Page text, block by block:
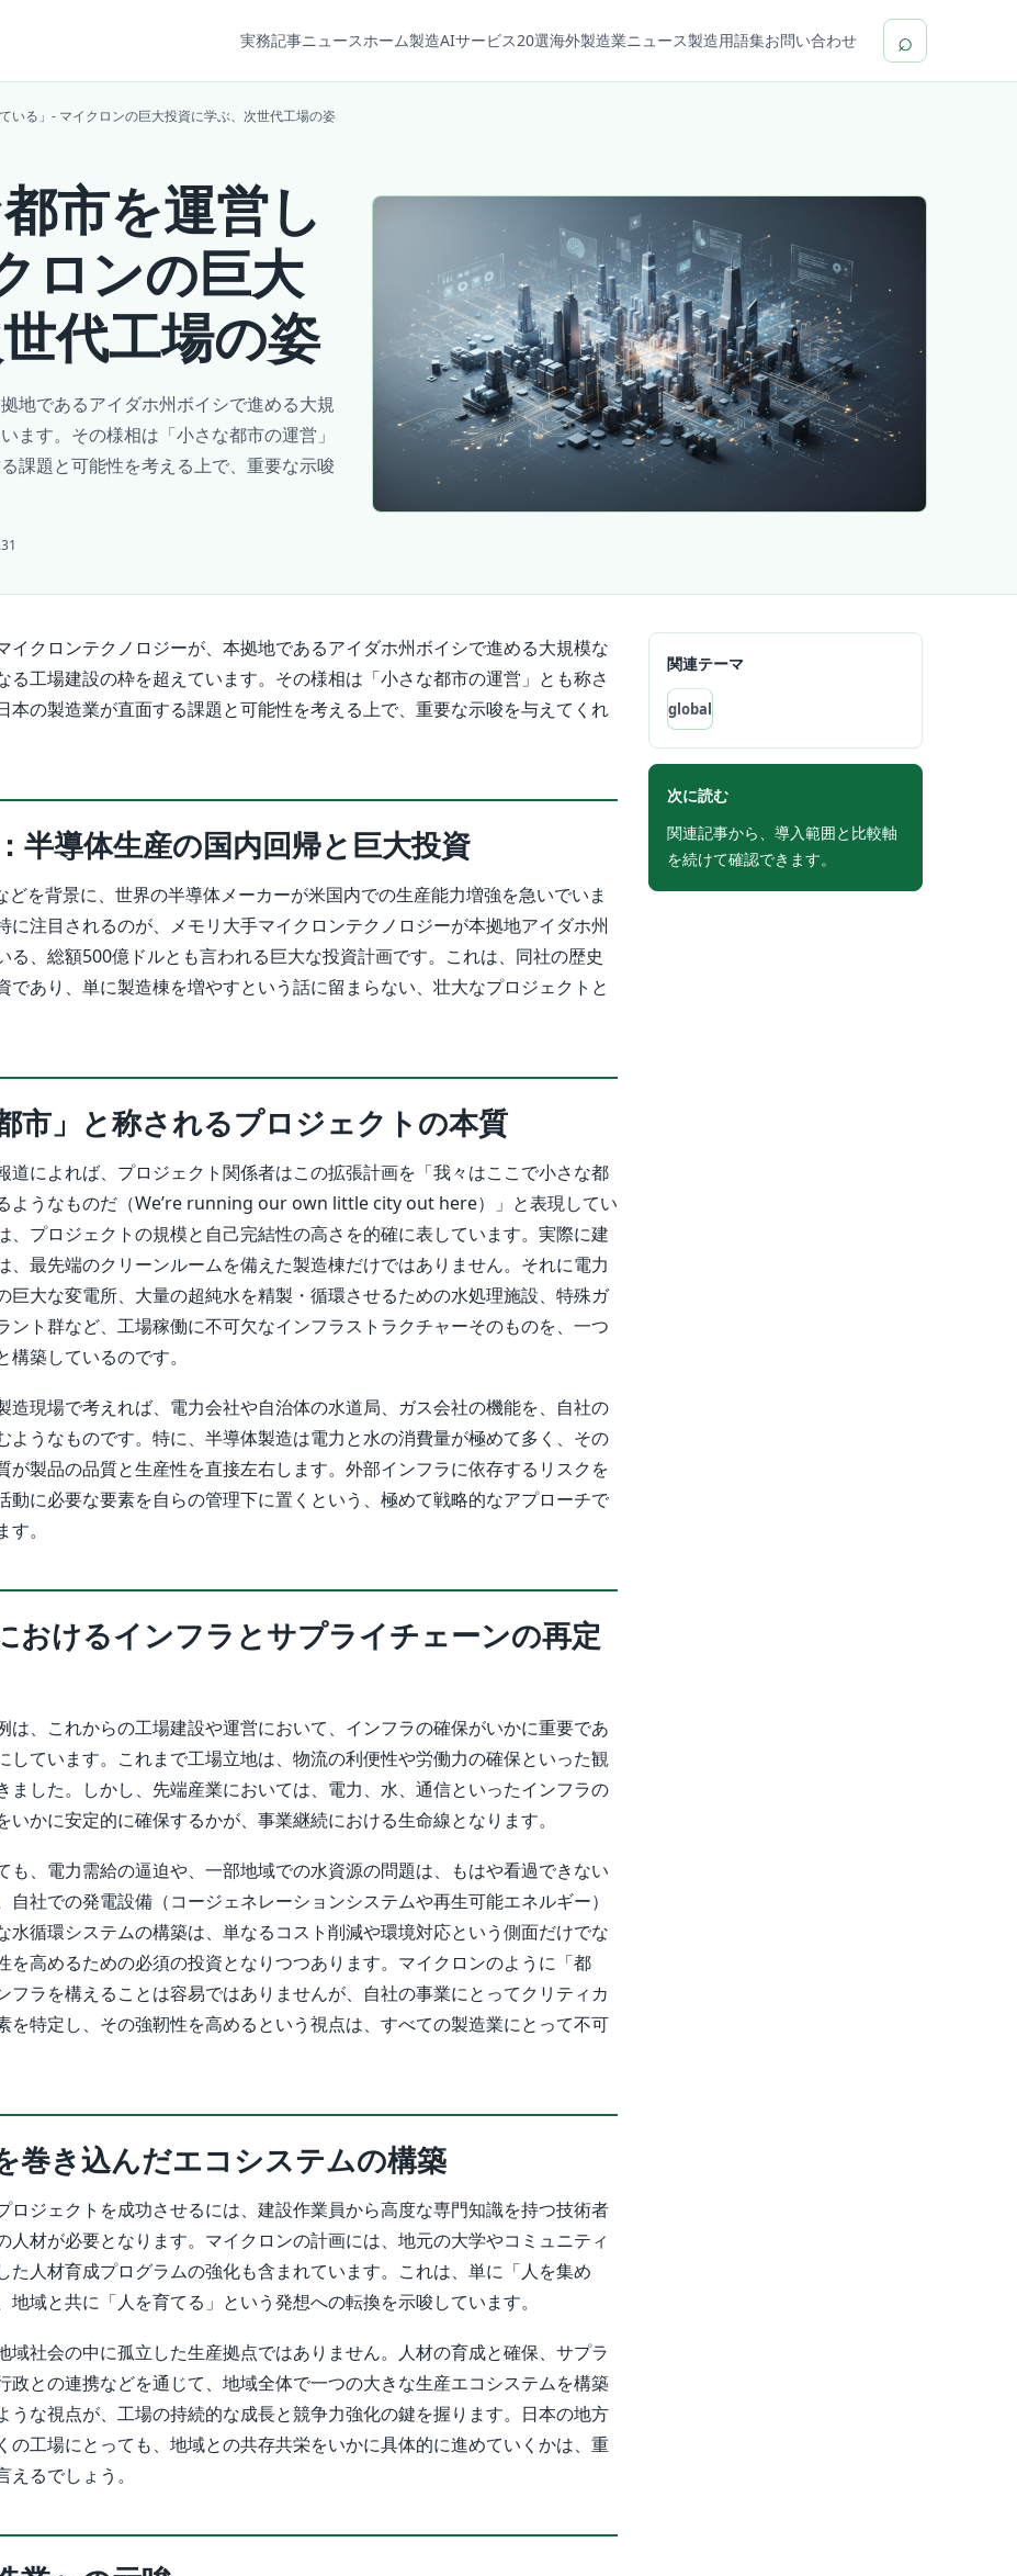
実務記事ニュースホーム製造AIサービス20選海外製造業ニュース製造用語集お問い合わせ ⌕
いる」- マイクロンの巨大投資に学ぶ、次世代工場の姿
市を運営し
ロンの巨大
代工場の姿
地であるアイダホ州ボイシで進める大規
ます。その様相は「小さな都市の運営」
課題と可能性を考える上で、重要な示唆
イクロンテクノロジーが、本拠地であるアイダホ州ボイシで進める大規模な
る工場建設の枠を超えています。その様相は「小さな都市の運営」とも称さ
本の製造業が直面する課題と可能性を考える上で、重要な示唆を与えてくれ
半導体生産の国内回帰と巨大投資
どを背景に、世界の半導体メーカーが米国内での生産能力増強を急いでいま
に注目されるのが、メモリ大手マイクロンテクノロジーが本拠地アイダホ州
る、総額500億ドルとも言われる巨大な投資計画です。これは、同社の歴史
であり、単に製造棟を増やすという話に留まらない、壮大なプロジェクトと
市」と称されるプロジェクトの本質
道によれば、プロジェクト関係者はこの拡張計画を「我々はここで小さな都
ようなものだ（We’re running our own little city out here）」と表現してい
、プロジェクトの規模と自己完結性の高さを的確に表しています。実際に建
、最先端のクリーンルームを備えた製造棟だけではありません。それに電力
巨大な変電所、大量の超純水を精製・循環させるための水処理施設、特殊ガ
ント群など、工場稼働に不可欠なインフラストラクチャーそのものを、一つ
築しているのです。
造現場で考えれば、電力会社や自治体の水道局、ガス会社の機能を、自社の
ようなものです。特に、半導体製造は電力と水の消費量が極めて多く、その
が製品の品質と生産性を直接左右します。外部インフラに依存するリスクを
動に必要な要素を自らの管理下に置くという、極めて戦略的なアプローチで
。
おけるインフラとサプライチェーンの再定
は、これからの工場建設や運営において、インフラの確保がいかに重要であ
しています。これまで工場立地は、物流の利便性や労働力の確保といった観
ました。しかし、先端産業においては、電力、水、通信といったインフラの
いかに安定的に確保するかが、事業継続における生命線となります。
も、電力需給の逼迫や、一部地域での水資源の問題は、もはや看過できない
自社での発電設備（コージェネレーションシステムや再生可能エネルギー）
水循環システムの構築は、単なるコスト削減や環境対応という側面だけでな
を高めるための必須の投資となりつつあります。マイクロンのように「都
フラを構えることは容易ではありませんが、自社の事業にとってクリティカ
を特定し、その強靭性を高めるという視点は、すべての製造業にとって不可
巻き込んだエコシステムの構築
ロジェクトを成功させるには、建設作業員から高度な専門知識を持つ技術者
人材が必要となります。マイクロンの計画には、地元の大学やコミュニティ
た人材育成プログラムの強化も含まれています。これは、単に「人を集め
地域と共に「人を育てる」という発想への転換を示唆しています。
域社会の中に孤立した生産拠点ではありません。人材の育成と確保、サプラ
政との連携などを通じて、地域全体で一つの大きな生産エコシステムを構築
うな視点が、工場の持続的な成長と競争力強化の鍵を握ります。日本の地方
の工場にとっても、地域との共存共栄をいかに具体的に進めていくかは、重
るでしょう。
関連テーマ
global
次に読む
関連記事から、導入範囲と比較軸
を続けて確認できます。